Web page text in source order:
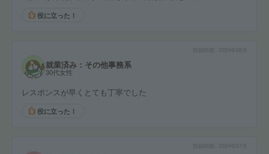
役に立った！
2024年08月
就業済み：その他事務系
30代女性
レスポンスが早くとても丁寧でした
役に立った！
2024年07月